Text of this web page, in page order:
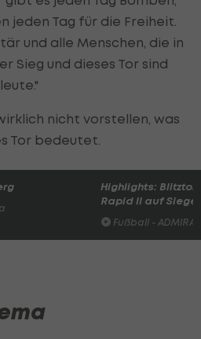
jeden Tag für die Freiheit.
und alle Menschen, die in
Sieg und dieses Tor sind
nicht vorstellen, was
Tor bedeutet.
Highlights: Blitztor
Rapid II auf
Fußball -